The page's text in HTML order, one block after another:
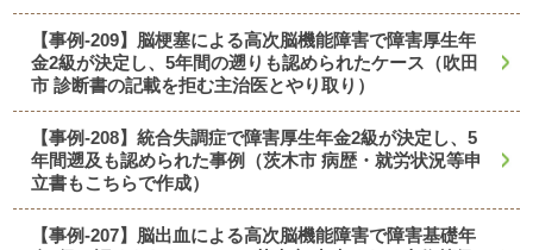
【事例-209】脳梗塞による高次脳機能障害で障害厚生年
金2級が決定し、5年間の遡りも認められたケース（吹田
市 診断書の記載を拒む主治医とやり取り）
【事例-208】統合失調症で障害厚生年金2級が決定し、5
年間遡及も認められた事例（茨木市 病歴・就労状況等申
立書もこちらで作成）
【事例-207】脳出血による高次脳機能障害で障害基礎年